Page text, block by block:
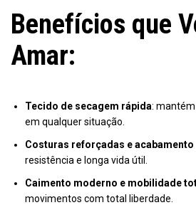
Benefícios que
Amar:
Tecido de secagem rápida:
em qualquer situação.
Costuras reforçadas e
resistência e longa vida útil.
Caimento moderno e mobilidade
movimentos com total liberdade.